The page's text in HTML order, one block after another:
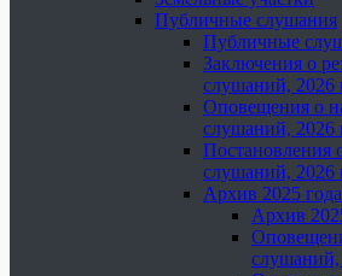
Публичные слушания
Публичные
Заключения о
слушаний, 2026
Оповещения о
слушаний, 2026
Постановления
слушаний, 2026
Архив 2025 года
Архив
слушаний,